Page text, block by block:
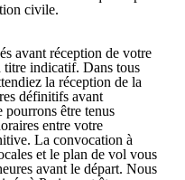
civile.
avant réception de votre
titre indicatif. Dans tous
la réception de la
définitifs avant
être tenus
entre votre
La convocation à
et le plan de vol vous
avant le départ. Nous